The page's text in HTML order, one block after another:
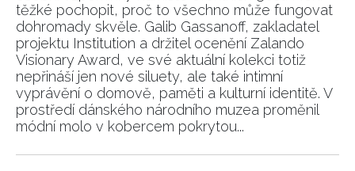
těžké pochopit, proč to všechno může fungovat
dohromady skvěle. Galib Gassanoff, zakladatel
projektu Institution a držitel ocenění Zalando
Visionary Award, ve své aktuální kolekci totiž
nepřináší jen nové siluety, ale také intimní
vyprávění o domově, paměti a kulturní identitě. V
prostředí dánského národního muzea proměnil
módní molo v kobercem pokrytou...